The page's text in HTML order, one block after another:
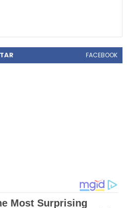
FACEBOOK